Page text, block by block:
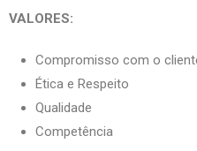
VALORES:
Compromisso com o
Ética e Respeito
Qualidade
Competência